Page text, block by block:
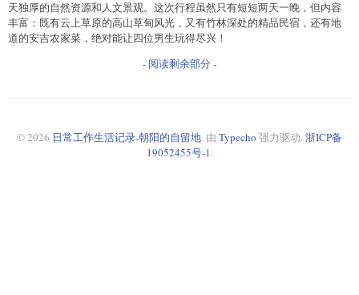
天独厚的自然资源和人文景观。这次行程虽然只有短短两天一晚，但内容
丰富：既有云上草原的高山草甸风光，又有竹林深处的精品民宿，还有地
道的安吉农家菜，绝对能让四位男生玩得尽兴！
- 阅读剩余部分 -
© 2026 日常工作生活记录-朝阳的自留地. 由 Typecho 强力驱动. 浙ICP备
19052455号-1.